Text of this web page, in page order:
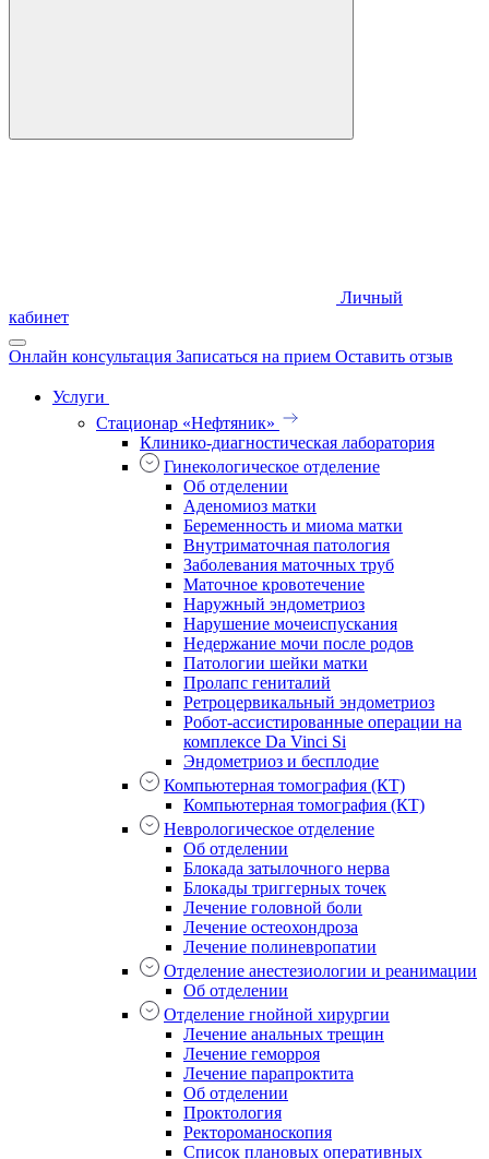
Личный
кабинет
Онлайн консультация Записаться на прием Оставить отзыв
Услуги
Стационар «Нефтяник»
Клинико-диагностическая лаборатория
Гинекологическое отделение
Об отделении
Аденомиоз матки
Беременность и миома матки
Внутриматочная патология
Заболевания маточных труб
Маточное кровотечение
Наружный эндометриоз
Нарушение мочеиспускания
Недержание мочи после родов
Патологии шейки матки
Пролапс гениталий
Ретроцервикальный эндометриоз
Робот-ассистированные операции на
комплексе Da Vinci Si
Эндометриоз и бесплодие
Компьютерная томография (КТ)
Компьютерная томография (КТ)
Неврологическое отделение
Об отделении
Блокада затылочного нерва
Блокады триггерных точек
Лечение головной боли
Лечение остеохондроза
Лечение полиневропатии
Отделение анестезиологии и реанимации
Об отделении
Отделение гнойной хирургии
Лечение анальных трещин
Лечение геморроя
Лечение парапроктита
Об отделении
Проктология
Ректороманоскопия
Список плановых оперативных